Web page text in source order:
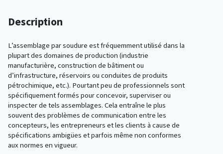
Description
L’assemblage par soudure est fréquemment utilisé dans la
plupart des domaines de production (industrie
manufacturière, construction de bâtiment ou
d’infrastructure, réservoirs ou conduites de produits
pétrochimique, etc.). Pourtant peu de professionnels sont
spécifiquement formés pour concevoir, superviser ou
inspecter de tels assemblages. Cela entraîne le plus
souvent des problèmes de communication entre les
concepteurs, les entrepreneurs et les clients à cause de
spécifications ambigües et parfois même non conformes
aux normes en vigueur.